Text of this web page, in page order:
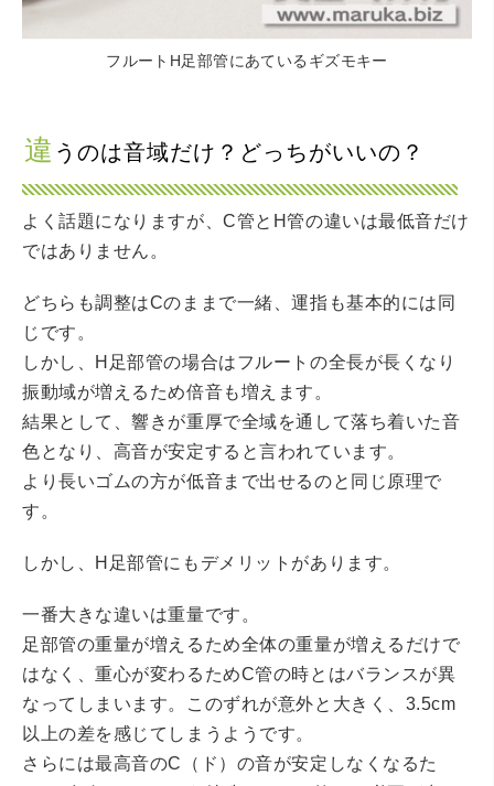
フルートH足部管にあているギズモキー
違 うのは音域だけ？どっちがいいの？
よく話題になりますが、C管とH管の違いは最低音だけ
ではありません。
どちらも調整はCのままで一緒、運指も基本的には同
じです。
しかし、H足部管の場合はフルートの全長が長くなり
振動域が増えるため倍音も増えます。
結果として、響きが重厚で全域を通して落ち着いた音
色となり、高音が安定すると言われています。
より長いゴムの方が低音まで出せるのと同じ原理で
す。
しかし、H足部管にもデメリットがあります。
一番大きな違いは重量です。
足部管の重量が増えるため全体の重量が増えるだけで
はなく、重心が変わるためC管の時とはバランスが異
なってしまいます。このずれが意外と大きく、3.5cm
以上の差を感じてしまうようです。
さらには最高音のC（ド）の音が安定しなくなるた